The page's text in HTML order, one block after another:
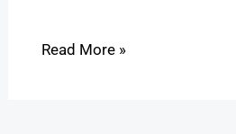
Read More »